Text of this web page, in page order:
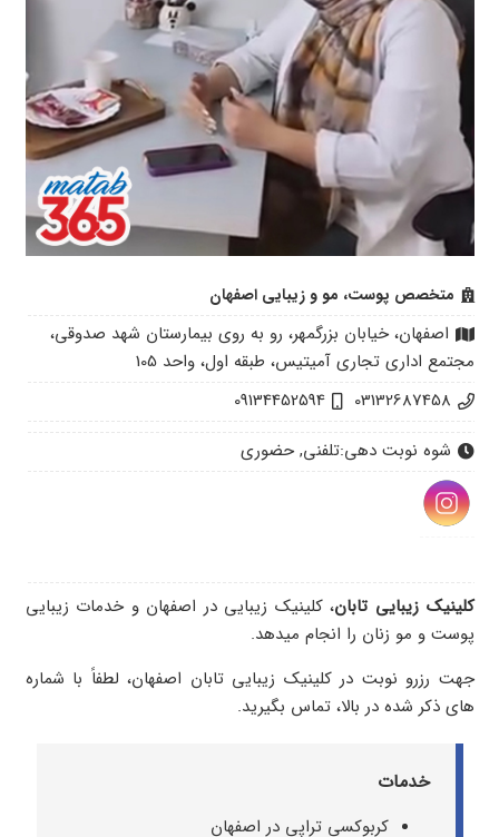
متخصص پوست، مو و زیبایی اصفهان
اصفهان، خیابان بزرگمهر، رو به روی بیمارستان شهد صدوقی،
مجتمع اداری تجاری آمیتیس، طبقه اول، واحد 105
03132687458
09134452594
شوه نوبت دهی:تلفنی, حضوری
کلینیک زیبایی تابان، کلینیک زیبایی در اصفهان و خدمات زیبایی
پوست و مو زنان را انجام میدهد.
جهت رزرو نوبت در کلینیک زیبایی تابان اصفهان، لطفاً با شماره
های ذکر شده در بالا، تماس بگیرید.
خدمات
کربوکسی تراپی در اصفهان